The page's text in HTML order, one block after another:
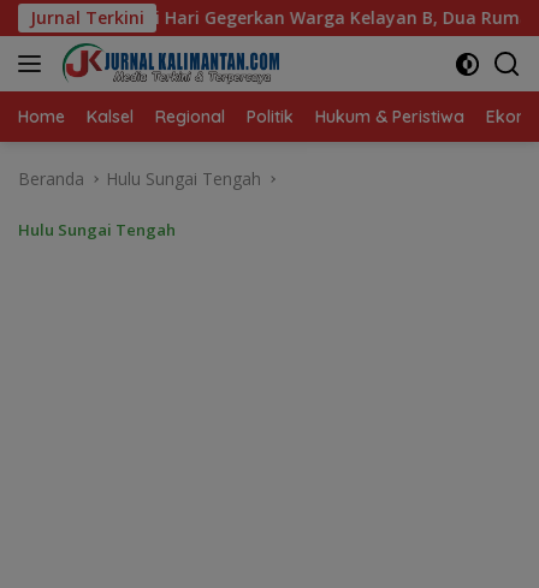
Langsung
ke
konten
Jurnal Terkini
Warga Kelayan B, Dua Rumah dan Bedakan Terbakar
Home Kalsel Regional Politik Hukum & Peristiwa
Beranda Hulu Sungai Tengah
Hulu Sungai Tengah